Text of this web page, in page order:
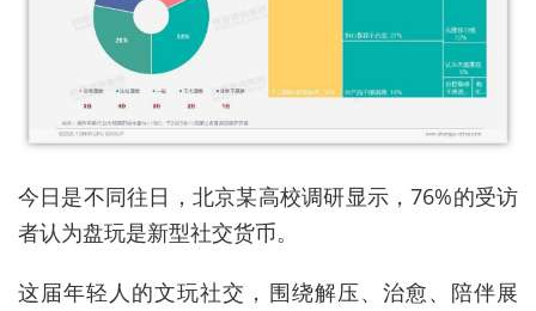
今日是不同往日，北京某高校调研显示，76%的受访
者认为盘玩是新型社交货币。
这届年轻人的文玩社交，围绕解压、治愈、陪伴展